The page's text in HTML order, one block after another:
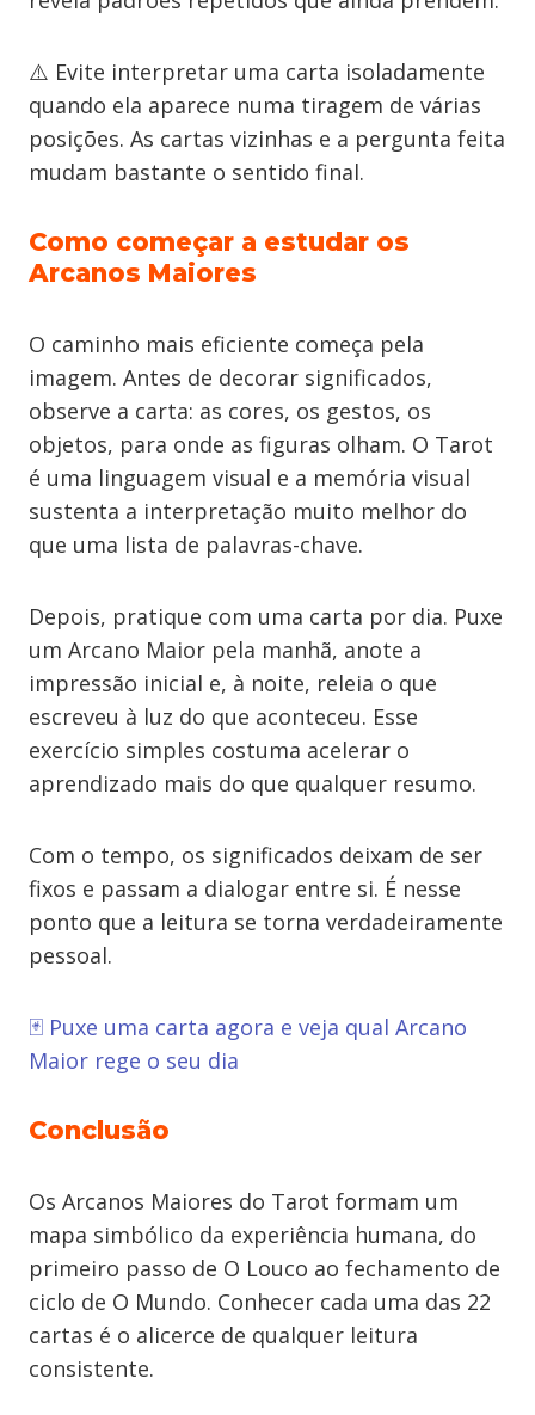
⚠️ Evite interpretar uma carta isoladamente
quando ela aparece numa tiragem de várias
posições. As cartas vizinhas e a pergunta feita
mudam bastante o sentido final.
Como começar a estudar os
Arcanos Maiores
O caminho mais eficiente começa pela
imagem. Antes de decorar significados,
observe a carta: as cores, os gestos, os
objetos, para onde as figuras olham. O Tarot
é uma linguagem visual e a memória visual
sustenta a interpretação muito melhor do
que uma lista de palavras-chave.
Depois, pratique com uma carta por dia. Puxe
um Arcano Maior pela manhã, anote a
impressão inicial e, à noite, releia o que
escreveu à luz do que aconteceu. Esse
exercício simples costuma acelerar o
aprendizado mais do que qualquer resumo.
Com o tempo, os significados deixam de ser
fixos e passam a dialogar entre si. É nesse
ponto que a leitura se torna verdadeiramente
pessoal.
🃏 Puxe uma carta agora e veja qual Arcano
Maior rege o seu dia
Conclusão
Os Arcanos Maiores do Tarot formam um
mapa simbólico da experiência humana, do
primeiro passo de O Louco ao fechamento de
ciclo de O Mundo. Conhecer cada uma das 22
cartas é o alicerce de qualquer leitura
consistente.